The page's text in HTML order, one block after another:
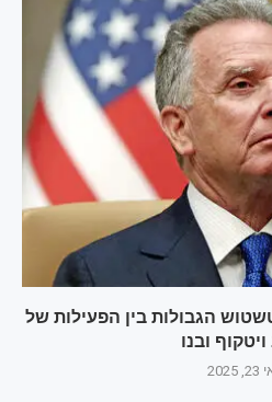
הגבולות בין הפעילות של
ובנו